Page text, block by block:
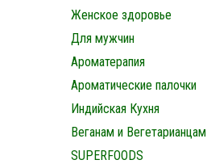
Женское здоровье
Для мужчин
Ароматерапия
Ароматические палочки
Индийская Кухня
Веганам и Вегетарианцам
SUPERFOODS